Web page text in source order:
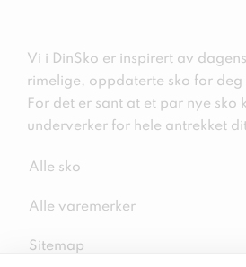
Vi i DinSko er inspirert av
rimelige, oppdaterte sko for deg
For det er sant at et par nye sko
underverker for hele antrekket
Alle sko
Alle varemerker
Sitemap